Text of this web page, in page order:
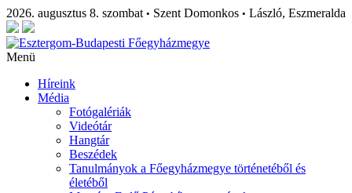
2026. augusztus 8. szombat • Szent Domonkos • László, Eszmeralda
Menü
Híreink
Média
Fotógalériák
Videótár
Hangtár
Beszédek
Tanulmányok a Főegyházmegye történetéből és
életéből